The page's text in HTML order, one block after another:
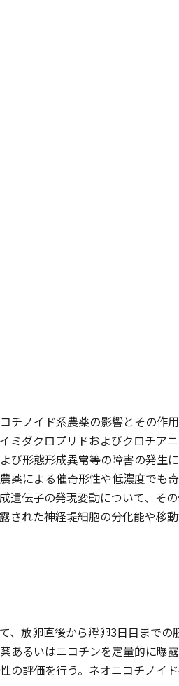
チノイド系農薬の影響とその作
ミダクロプリドおよびクロチア
び形態形成異常等の障害の発生
薬による催奇形性や低濃度でも
遺伝子の発現変動について、そ
された神経堤細胞の分化能や移動
放卵直後から孵卵3日目までの
あるいはニコチンを定量的に曝
の評価を行う。ネオニコチノイ